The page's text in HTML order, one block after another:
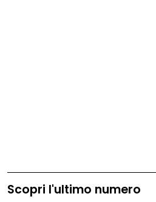
Scopri l'ultimo numero